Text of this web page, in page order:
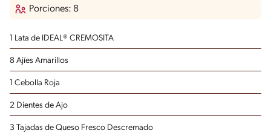
Porciones: 8
1 Lata de IDEAL® CREMOSITA
8 Ajíes Amarillos
1 Cebolla Roja
2 Dientes de Ajo
3 Tajadas de Queso Fresco Descremado